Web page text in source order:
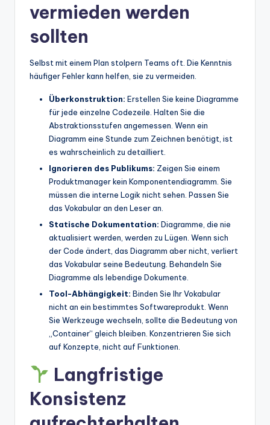
vermieden werden
sollten
Selbst mit einem Plan stolpern Teams oft. Die Kenntnis
häufiger Fehler kann helfen, sie zu vermeiden.
Überkonstruktion: Erstellen Sie keine Diagramme
für jede einzelne Codezeile. Halten Sie die
Abstraktionsstufen angemessen. Wenn ein
Diagramm eine Stunde zum Zeichnen benötigt, ist
es wahrscheinlich zu detailliert.
Ignorieren des Publikums: Zeigen Sie einem
Produktmanager kein Komponentendiagramm. Sie
müssen die interne Logik nicht sehen. Passen Sie
das Vokabular an den Leser an.
Statische Dokumentation: Diagramme, die nie
aktualisiert werden, werden zu Lügen. Wenn sich
der Code ändert, das Diagramm aber nicht, verliert
das Vokabular seine Bedeutung. Behandeln Sie
Diagramme als lebendige Dokumente.
Tool-Abhängigkeit: Binden Sie Ihr Vokabular
nicht an ein bestimmtes Softwareprodukt. Wenn
Sie Werkzeuge wechseln, sollte die Bedeutung von
„Container“ gleich bleiben. Konzentrieren Sie sich
auf Konzepte, nicht auf Funktionen.
Langfristige
Konsistenz